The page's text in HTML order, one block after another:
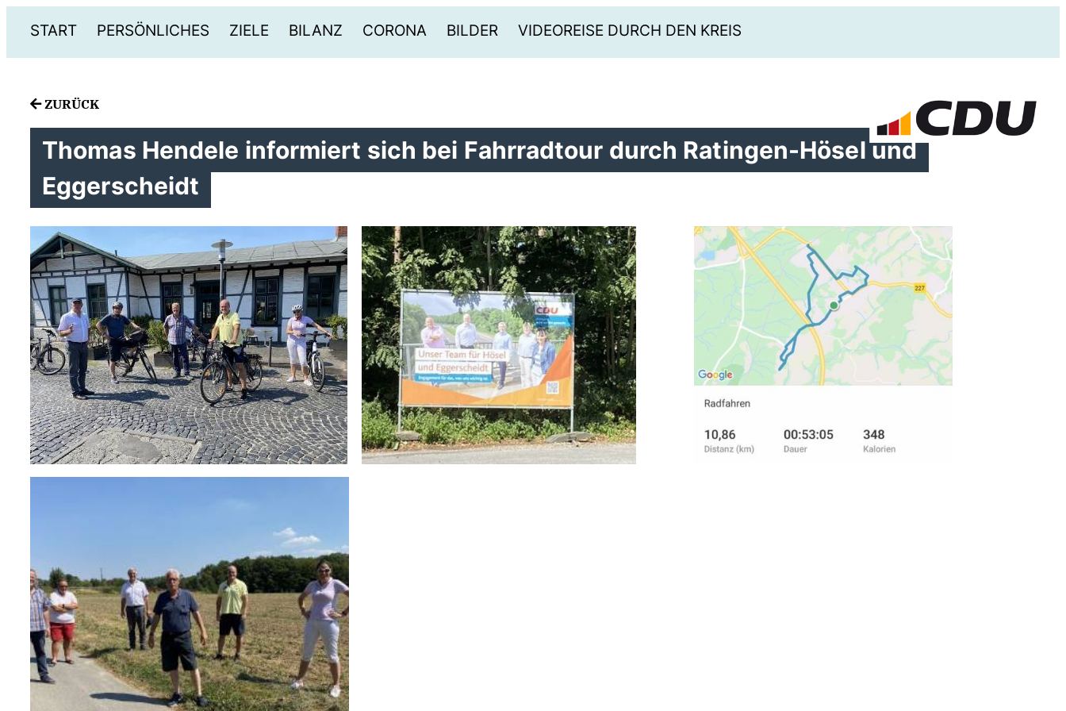
START PERSÖNLICHES ZIELE BILANZ CORONA BILDER VIDEOREISE DURCH DEN KREIS
ZURÜCK
Thomas Hendele informiert sich bei Fahrradtour durch Ratingen-Hösel und
Eggerscheidt